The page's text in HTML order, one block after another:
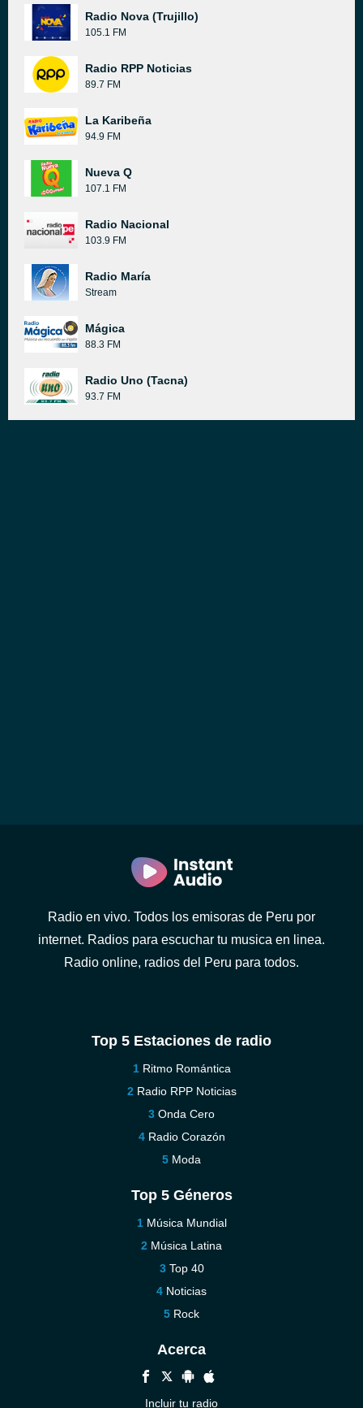
Radio Nova (Trujillo)
105.1 FM
Radio RPP Noticias
89.7 FM
La Karibeña
94.9 FM
Nueva Q
107.1 FM
Radio Nacional
103.9 FM
Radio María
Stream
Mágica
88.3 FM
Radio Uno (Tacna)
93.7 FM
Radio en vivo. Todos los emisoras de Peru por
internet. Radios para escuchar tu musica en linea.
Radio online, radios del Peru para todos.
Top 5 Estaciones de radio
Ritmo Romántica
Radio RPP Noticias
Onda Cero
Radio Corazón
Moda
Top 5 Géneros
Música Mundial
Música Latina
Top 40
Noticias
Rock
Acerca
Incluir tu radio